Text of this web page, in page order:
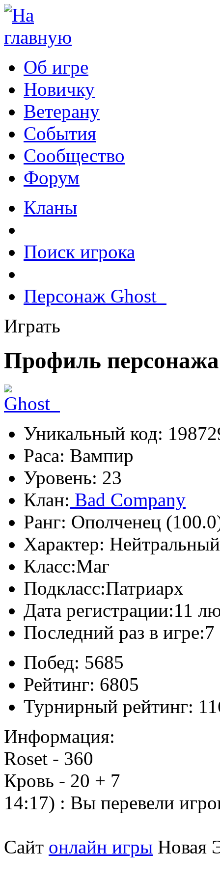
Об игре
Новичку
Ветерану
События
Сообщество
Форум
Кланы
Поиск игрока
Персонаж Ghost_
Играть
Профиль
Уникальный код:
Раса: Вампир
Уровень: 23
Клан: Bad Company
Ранг: Ополченец
Характер:
Класс:Маг
Подкласс:Патриарх
Дата регистрации:11
Последний раз в игре:7
Побед: 5685
Рейтинг: 6805
Турнирный рейтинг:
Информация:
Roset - 360
Кровь - 20 + 7
14:17) : Вы перевели
Сайт онлайн игры Новая